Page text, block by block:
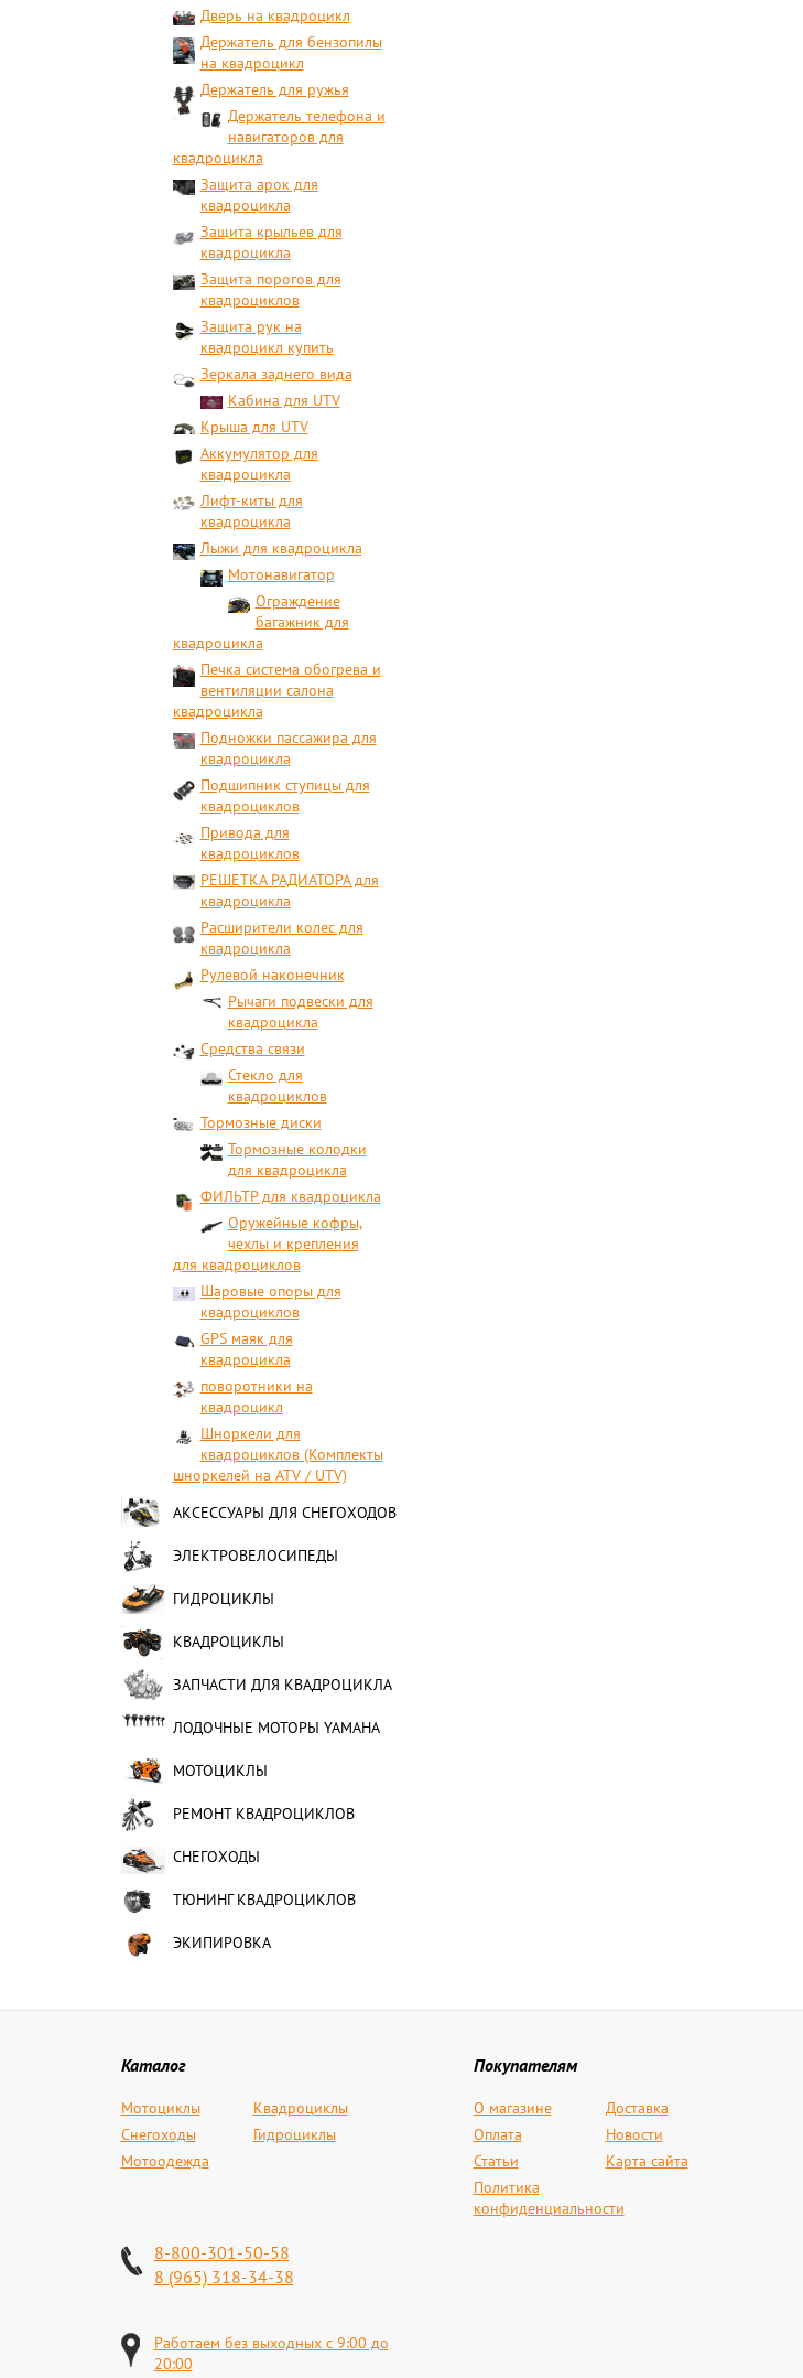
Дверь на квадроцикл
Держатель для бензопилы
на квадроцикл
Держатель для ружья
Держатель телефона и
навигаторов для
квадроцикла
Защита арок для
квадроцикла
Защита крыльев для
квадроцикла
Защита порогов для
квадроциклов
Защита рук на
квадроцикл купить
Зеркала заднего вида
Кабина для UTV
Крыша для UTV
Аккумулятор для
квадроцикла
Лифт-киты для
квадроцикла
Лыжи для квадроцикла
Мотонавигатор
Ограждение
багажник для
квадроцикла
Печка система обогрева и
вентиляции салона
квадроцикла
Подножки пассажира для
квадроцикла
Подшипник ступицы для
квадроциклов
Привода для
квадроциклов
РЕШЕТКА РАДИАТОРА для
квадроцикла
Расширители колес для
квадроцикла
Рулевой наконечник
Рычаги подвески для
квадроцикла
Средства связи
Стекло для
квадроциклов
Тормозные диски
Тормозные колодки
для квадроцикла
ФИЛЬТР для квадроцикла
Оружейные кофры,
чехлы и крепления
для квадроциклов
Шаровые опоры для
квадроциклов
GPS маяк для
квадроцикла
поворотники на
квадроцикл
Шноркели для
квадроциклов (Комплекты
шноркелей на ATV / UTV)
АКСЕССУАРЫ ДЛЯ СНЕГОХОДОВ
ЭЛЕКТРОВЕЛОСИПЕДЫ
ГИДРОЦИКЛЫ
КВАДРОЦИКЛЫ
ЗАПЧАСТИ ДЛЯ КВАДРОЦИКЛА
ЛОДОЧНЫЕ МОТОРЫ YAMAHA
МОТОЦИКЛЫ
РЕМОНТ КВАДРОЦИКЛОВ
СНЕГОХОДЫ
ТЮНИНГ КВАДРОЦИКЛОВ
ЭКИПИРОВКА
Каталог
Мотоциклы
Квадроциклы
Снегоходы
Гидроциклы
Мотоодежда
Покупателям
О магазине
Доставка
Оплата
Новости
Статьи
Карта сайта
Политика
конфиденциальности
8-800-301-50-58
8 (965) 318-34-38
Работаем без выходных с 9:00 до
20:00